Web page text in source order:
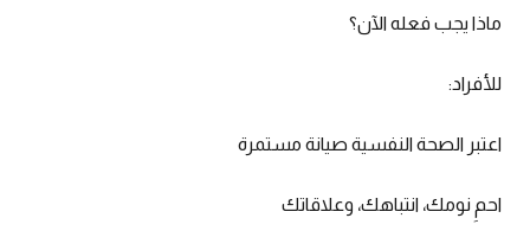
ماذا يجب فعله الآن؟
للأفراد:
اعتبر الصحة النفسية صيانة مستمرة
احمِ نومك، انتباهك، وعلاقاتك